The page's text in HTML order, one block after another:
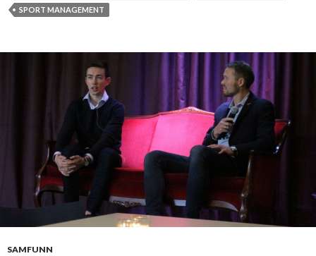
i
M
l
d
g
r
SPORT MANAGEMENT
SAMFUNN